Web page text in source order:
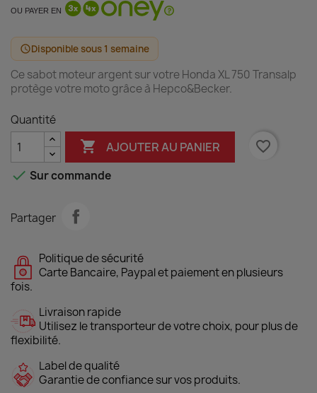
OU PAYER EN
scheduleDisponible sous 1 semaine
Ce sabot moteur argent sur votre Honda XL 750 Transalp
protège votre moto grâce à Hepco&Becker.
Quantité
 AJOUTER AU PANIER
favorite_border
 Sur commande
Partager
Politique de sécurité
Carte Bancaire, Paypal et paiement en plusieurs
fois.
Livraison rapide
Utilisez le transporteur de votre choix, pour plus de
flexibilité.
Label de qualité
Garantie de confiance sur vos produits.